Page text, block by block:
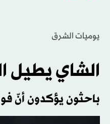
يوميات الشرق
الشاي يطيل
باحثون يؤكدون أنّ